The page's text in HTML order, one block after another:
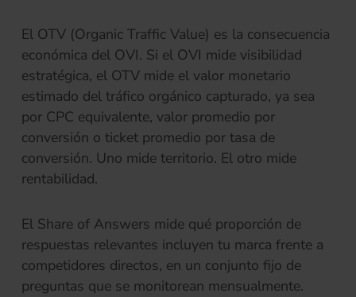
El OTV (Organic Traffic Value) es la consecuencia
económica del OVI. Si el OVI mide visibilidad
estratégica, el OTV mide el valor monetario
estimado del tráfico orgánico capturado, ya sea
por CPC equivalente, valor promedio por
conversión o ticket promedio por tasa de
conversión. Uno mide territorio. El otro mide
rentabilidad.
El Share of Answers mide qué proporción de
respuestas relevantes incluyen tu marca frente a
competidores directos, en un conjunto fijo de
preguntas que se monitorean mensualmente.